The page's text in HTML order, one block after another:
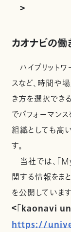
＞
カオナビの
ハイブリットワ
スなど、時間や
き方を選択でき
でパフォーマン
組織としても高
す。
当社では、「
関する情報をま
を公開しています
＜「kaonavi
https://